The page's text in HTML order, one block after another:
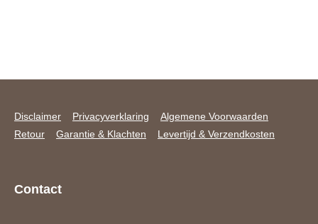
Disclaimer Privacyverklaring
Algemene Voorwaarden
Retour
Garantie & Klachten Levertijd & Verzendkosten
Contact